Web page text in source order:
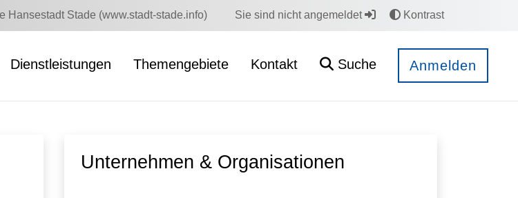
Hansestadt Stade (www.stadt-stade.info) Sie sind nicht angemeldet Kontrast
Dienstleistungen Themengebiete Kontakt Suche Anmelden
Unternehmen & Organisationen